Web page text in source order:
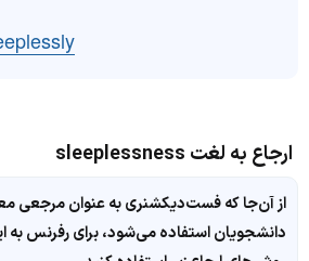
ارجاع به لغت sleeplessness
از آن‌جا که فست‌دیکشنری به عنوان مرجعی
دانشجویان استفاده می‌شود، برای رفرنس به